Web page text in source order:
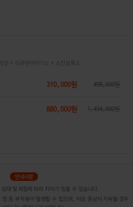
샷 + 리쥬란아이1cc + 스킨보톡스
310,000원 498,000원
880,000원 1,494,000원
태 및 체질에 따라 차이가 있을 수 있습니다.
등 부작용이 발생할 수 있으며, 이상 증상이 지속될 경우